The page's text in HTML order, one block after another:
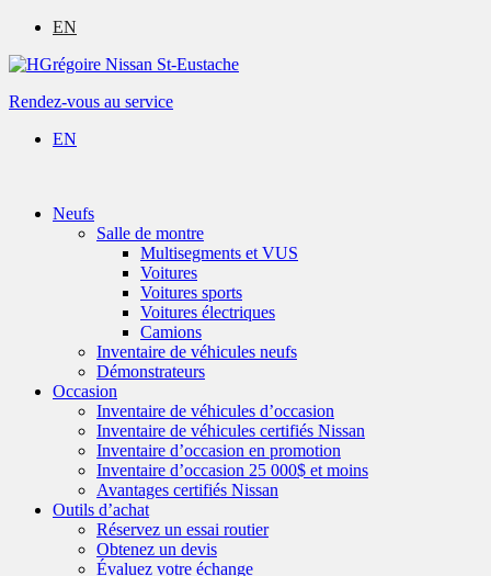
EN
Rendez-vous au service
EN
Neufs
Salle de montre
Multisegments et VUS
Voitures
Voitures sports
Voitures électriques
Camions
Inventaire de véhicules neufs
Démonstrateurs
Occasion
Inventaire de véhicules d’occasion
Inventaire de véhicules certifiés Nissan
Inventaire d’occasion en promotion
Inventaire d’occasion 25 000$ et moins
Avantages certifiés Nissan
Outils d’achat
Réservez un essai routier
Obtenez un devis
Évaluez votre échange